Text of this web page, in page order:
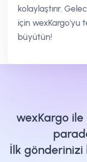
kolaylaştırır.
için wexKargo'yu
büyütün!
wexKargo
İlk